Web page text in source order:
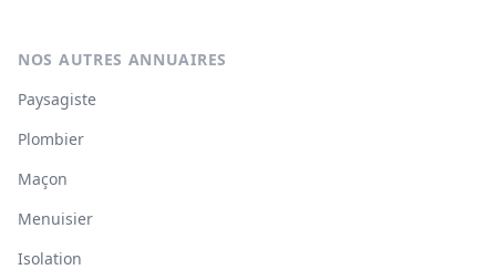
NOS AUTRES ANNUAIRES
Paysagiste
Plombier
Maçon
Menuisier
Isolation